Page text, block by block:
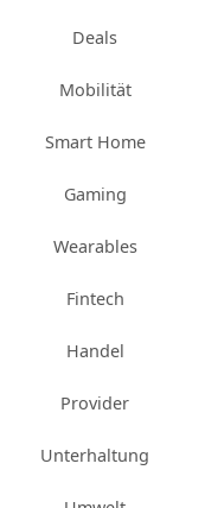
Deals
Mobilität
Smart Home
Gaming
Wearables
Fintech
Handel
Provider
Unterhaltung